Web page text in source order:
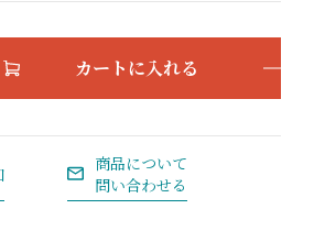
カートに入れる